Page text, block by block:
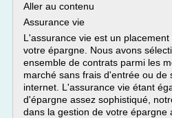
Aller au contenu
Assurance vie
L'assurance vie est un
votre épargne. Nous avons
ensemble de contrats parmi les
marché sans frais d'entrée ou de
internet. L'assurance vie étant
d'épargne assez sophistiqué,
dans la gestion de votre épargne